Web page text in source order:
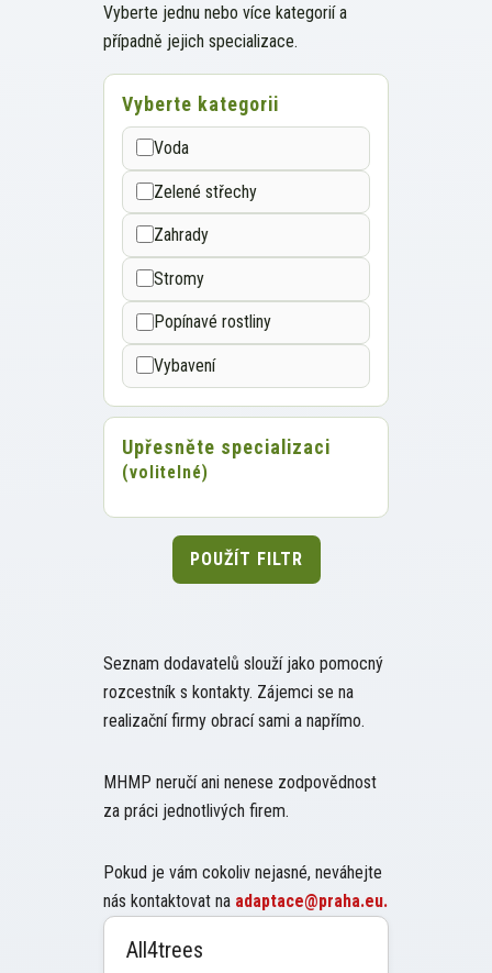
All4trees
Vyberte jednu nebo více kategorií a
případně jejich specializace.
Vyberte kategorii
Vyberte kategorii
Voda
Zelené střechy
Zahrady
Stromy
Popínavé rostliny
Vybavení
Upřesněte specializaci
(volitelné)
POUŽÍT FILTR
Seznam dodavatelů slouží jako pomocný
rozcestník s kontakty. Zájemci se na
realizační firmy obrací sami a napřímo.
MHMP neručí ani nenese zodpovědnost
za práci jednotlivých firem.
Pokud je vám cokoliv nejasné, neváhejte
nás kontaktovat na adaptace@praha.eu.